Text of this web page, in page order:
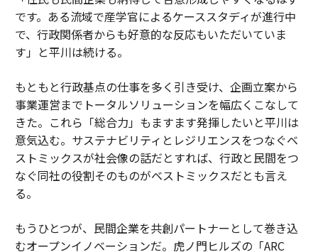
です。ある流域で産学官によるケーススタディが進行中
で、行政関係者からも好意的な反応もいただいていま
す」と平川は続ける。
もともと行政基点の仕事を多く引き受け、企画立案から
事業運営までトータルソリューションを幅広くこなして
きた。これら「総合力」もますます発揮したいと平川は
意気込む。サステナビリティとレジリエンスをつなぐベ
ストミックスが社会像の話だとすれば、行政と民間をつ
なぐ同社の役割そのものがベストミックスだとも言え
る。
もうひとつが、民間企業を共創パートナーとして巻き込
むオープンイノベーションだ。虎ノ門ヒルズの「ARC